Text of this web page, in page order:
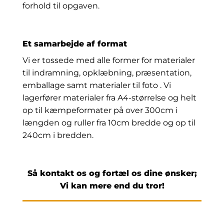
forhold til opgaven.
Et samarbejde af format
Vi er tossede med alle former for materialer
til indramning, opklæbning, præsentation,
emballage samt materialer til foto . Vi
lagerfører materialer fra A4-størrelse og helt
op til kæmpeformater på over 300cm i
længden og ruller fra 10cm bredde og op til
240cm i bredden.
Så kontakt os og fortæl os dine ønsker;
Vi kan mere end du tror!